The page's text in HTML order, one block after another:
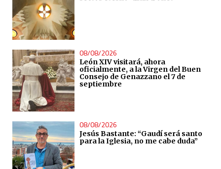
08/08/2026
León XIV visitará, ahora
oficialmente, a la Virgen del Buen
Consejo de Genazzano el 7 de
septiembre
08/08/2026
Jesús Bastante: “Gaudí será santo
para la Iglesia, no me cabe duda”